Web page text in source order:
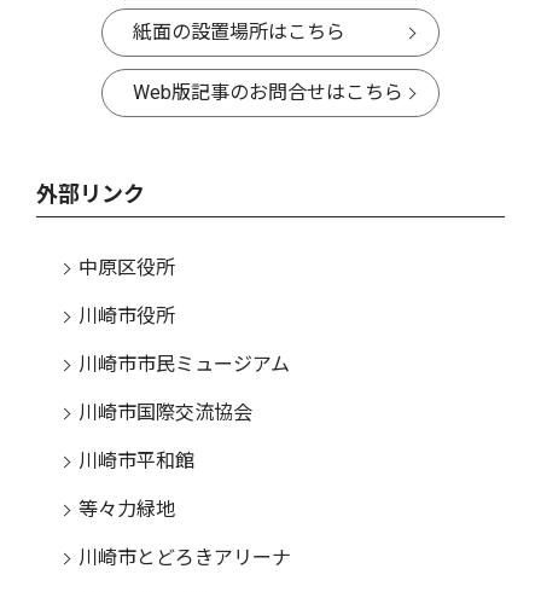
紙面の設置場所はこちら
Web版記事のお問合せはこちら
外部リンク
中原区役所
川崎市役所
川崎市市民ミュージアム
川崎市国際交流協会
川崎市平和館
等々力緑地
川崎市とどろきアリーナ